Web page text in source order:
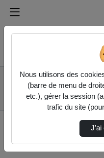
Médiathèque
Rechercher un
Accueil
Vidéos
Colloque 2015
Récits et fictions du
Nous utilisons des
(barre de menu de
etc.), gérer la session
trafic du site